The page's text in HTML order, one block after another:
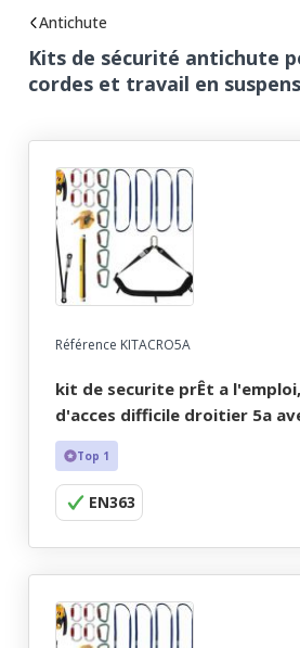
Antichute
Kits de sécurité antichute
cordes et travail en
Référence KITACRO5A
kit de securite prÊt a
d'acces difficile droitier 5a
taille m-xl.
Top 1
EN363